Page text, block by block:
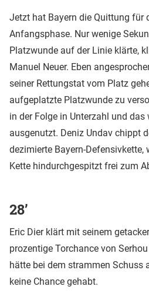
Jetzt hat Bayern die Quittung für
Anfangsphase. Nur wenige
Platzwunde auf der Linie klärte,
Manuel Neuer. Eben
seiner Rettungstat vom Platz
aufgeplatzte Platzwunde zu
in der Folge in Unterzahl und
ausgenutzt. Deniz Undav chippt
dezimierte Bayern-Defensivkette,
Kette hindurchgespitzt frei zum
28’
Eric Dier klärt mit seinem
prozentige Torchance von
hätte bei dem strammen Schuss
keine Chance gehabt.